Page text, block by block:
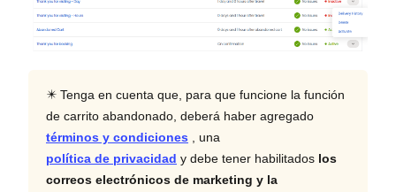
✴️ Tenga en cuenta que, para que funcione la función
de carrito abandonado, deberá haber agregado
términos y condiciones , una
política de privacidad y debe tener habilitados los
correos electrónicos de marketing y la